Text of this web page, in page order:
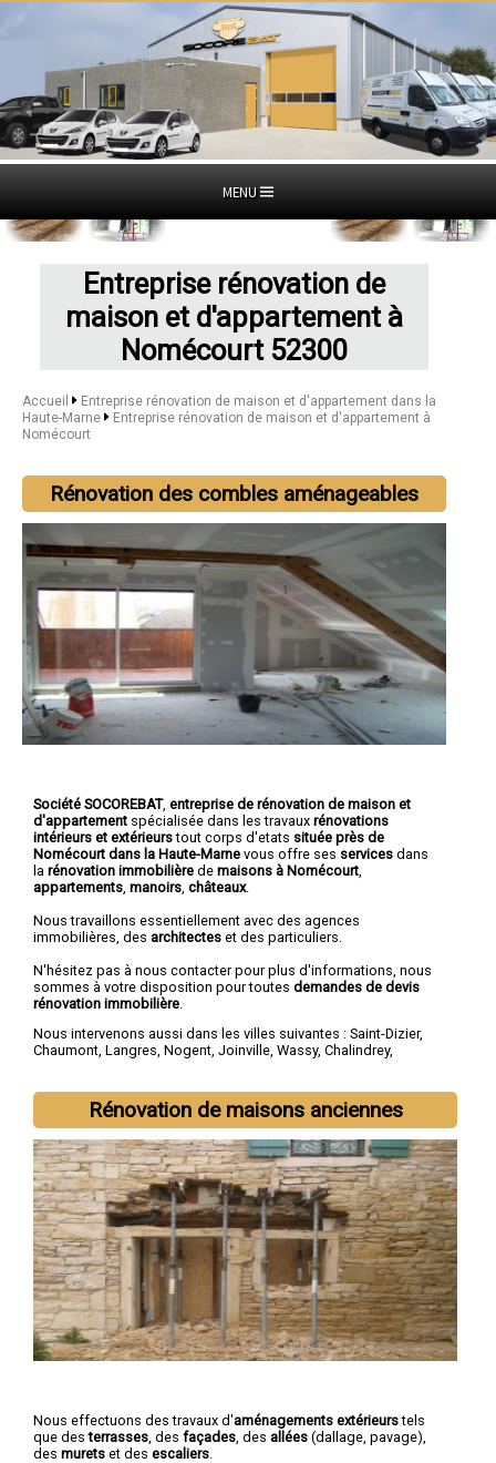
MENU
Entreprise rénovation de
maison et d'appartement à
Nomécourt 52300
Accueil
Entreprise rénovation de maison et d'appartement dans la
Haute-Marne
Entreprise rénovation de maison et d'appartement à
Nomécourt
Rénovation des combles aménageables
Société SOCOREBAT, entreprise de rénovation de maison et
d'appartement spécialisée dans les travaux rénovations
intérieurs et extérieurstout corps d'etats située près de
Nomécourt dans la Haute-Marne vous offre ses services dans
la rénovation immobilière de maisons à Nomécourt
appartements manoirs châteaux.
Nous travaillons essentiellement avec des agences
immobilières, des architectes et des particuliers.
N'hésitez pas à nous contacter pour plus d'informations, nous
sommes à votre disposition pour toutes demandes de devis
rénovation immobilière
Nous intervenons aussi dans les villes suivantes : Saint-Dizier,
Chaumont, Langres, Nogent, Joinville, Wassy, Chalindrey,
Rénovation de maisons anciennes
Nous effectuons des travaux d'aménagements extérieurstels
que desterrasses , des façades , des allées (dallage, pavage),
des murets et des escaliers